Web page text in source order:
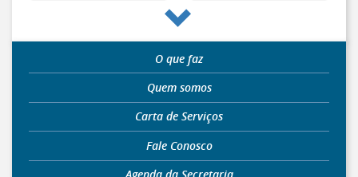
a
de
[]
para
O que faz
Quem somos
Carta de Serviços
Fale Conosco
Rolar
para
baixo